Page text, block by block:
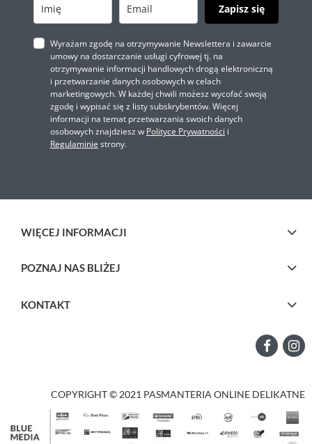
Zapisz się
Wyrażam zgodę na otrzymywanie Newslettera i zawarcie
umowy na dostarczanie usługi cyfrowej tj. na
otrzymywanie informacji handlowych drogą elektroniczną
i przetwarzanie danych osobowych w celach
marketingowych. W każdej chwili możesz wycofać swoją
zgodę i wypisać się z listy subskrybentów. Więcej
informacji na temat przetwarzania swoich danych
osobowych znajdziesz w Polityce Prywatności i
Regulaminie strony.
WIĘCEJ INFORMACJI
POZNAJ NAS BLIŻEJ
KONTAKT
COPYRIGHT © 2021 PASMANTERIA ONLINE DELIKATNE